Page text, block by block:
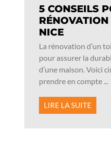
5 CONSEILS
NICE
La rénovation d’un
pour assurer la
d’une maison. Voici
prendre en compte ...
LIRE LA SUITE